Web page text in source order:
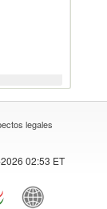
legales
02:53 ET